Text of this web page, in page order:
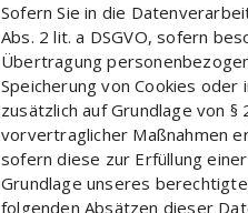
Sofern Sie in die
Abs. 2 lit. a DSGVO, sofern
Übertragung
Speicherung von Cookies
zusätzlich auf Grundlage von
vorvertraglicher Maßnahmen
sofern diese zur Erfüllung
Grundlage unseres
folgenden Absätzen dieser